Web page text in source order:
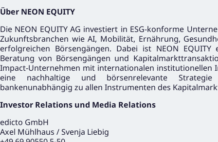
Über NEON EQUITY
Die NEON EQUITY AG investiert in ESG-konforme
Zukunftsbranchen wie AI, Mobilität, Ernährung,
erfolgreichen Börsengängen. Dabei ist NEON
Beratung von Börsengängen und
Impact-Unternehmen mit internationalen institutionellen
eine nachhaltige und börsenrelevante
bankenunabhängig zu allen Instrumenten des
Investor Relations und Media Relations
edicto GmbH
Axel Mühlhaus / Svenja Liebig